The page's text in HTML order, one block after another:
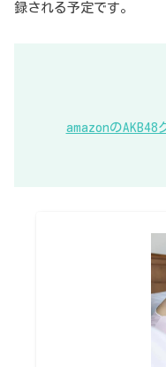
録される予定です。
amazonの